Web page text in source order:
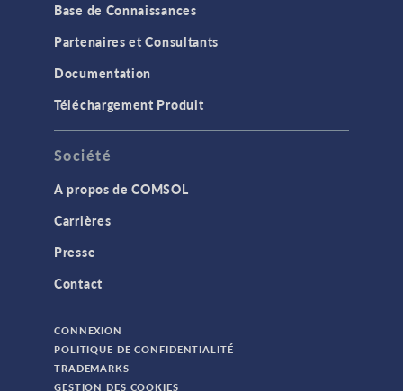
Base de Connaissances
Partenaires et Consultants
Documentation
Téléchargement Produit
Société
A propos de COMSOL
Carrières
Presse
Contact
CONNEXION
POLITIQUE DE CONFIDENTIALITÉ
TRADEMARKS
GESTION DES COOKIES